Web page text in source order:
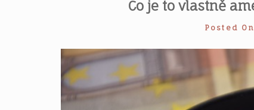
Co je to vlastně
Posted On